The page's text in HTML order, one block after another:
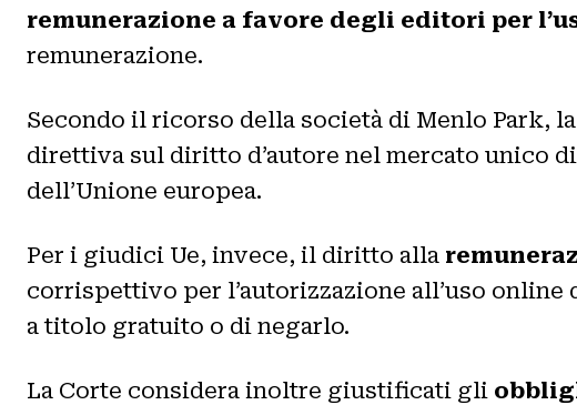
remunerazione a favore degli editori per
remunerazione.
Secondo il ricorso della società di Menlo Park,
direttiva sul diritto d’autore nel mercato unico
dell’Unione europea.
Per i giudici Ue, invece, il diritto alla
corrispettivo per l’autorizzazione all’uso
a titolo gratuito o di negarlo.
La Corte considera inoltre giustificati gli